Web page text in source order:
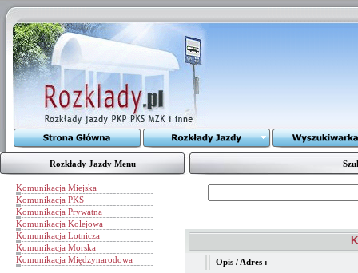
Rozkłady Jazdy Menu
Komunikacja Miejska
Komunikacja PKS
Komunikacja Prywatna
Komunikacja Kolejowa
Komunikacja Lotnicza
Komunikacja Morska
Komunikacja Międzynarodowa
Opis / Adres :